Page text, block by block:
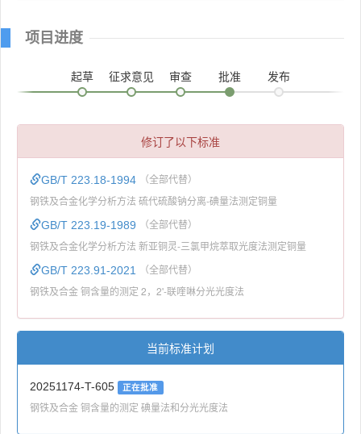
项目进度
起草 征求意见 审查 批准 发布
修订了以下标准
GB/T 223.18-1994 （全部代替）
钢铁及合金化学分析方法 硫代硫酸钠分离-碘量法测定铜量
GB/T 223.19-1989 （全部代替）
钢铁及合金化学分析方法 新亚铜灵-三氯甲烷萃取光度法测定铜量
GB/T 223.91-2021 （全部代替）
钢铁及合金 铜含量的测定 2，2'-联喹啉分光光度法
当前标准计划
20251174-T-605 正在批准
钢铁及合金 铜含量的测定 碘量法和分光光度法